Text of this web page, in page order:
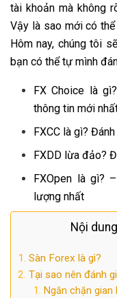
tài khoản mà không
Vậy là sao mới có
Hôm nay, chúng tôi
bạn có thể tự mình
FX Choice là
thông tin mới
FXCC là gì?
FXDD lừa đảo?
FXOpen là gì?
lượng nhất
Nội
Sàn Forex là gì?
Tại sao nên đánh
Ngăn chặn